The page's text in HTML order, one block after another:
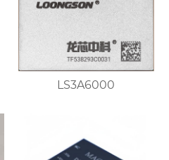
LS3A6000